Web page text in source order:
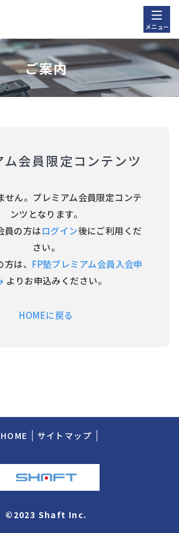
メニュー
ご案内
ム会員限定コンテンツ
せん。プレミアム会員限定コンテ
ンツとなります。
員の方はログイン後にご利用くだ
さい。
は、 FP塾プレミアム会員入会申
よりお申込みください。
HOMEに戻る
HOME サイトマップ
©2023 Shaft Inc.